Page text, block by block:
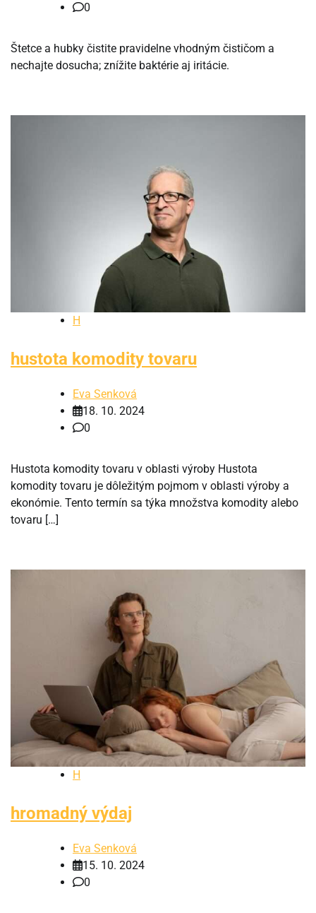
0
Štetce a hubky čistite pravidelne vhodným čističom a
nechajte dosucha; znížite baktérie aj iritácie.
H
hustota komodity tovaru
Eva Senková
18. 10. 2024
0
Hustota komodity tovaru v oblasti výroby Hustota
komodity tovaru je dôležitým pojmom v oblasti výroby a
ekonómie. Tento termín sa týka množstva komodity alebo
tovaru […]
H
hromadný výdaj
Eva Senková
15. 10. 2024
0